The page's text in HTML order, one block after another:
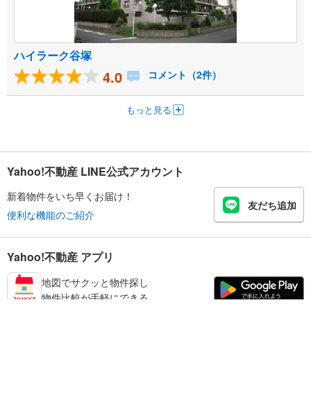
ハイラーク谷塚
4.0 コメント（2件）
もっと見る
Yahoo!不動産 LINE公式アカウント
新着物件をいち早くお届け！
便利な機能のご紹介
友だち追加
Yahoo!不動産 アプリ
地図でサクッと物件探し
物件比較が手軽にできる